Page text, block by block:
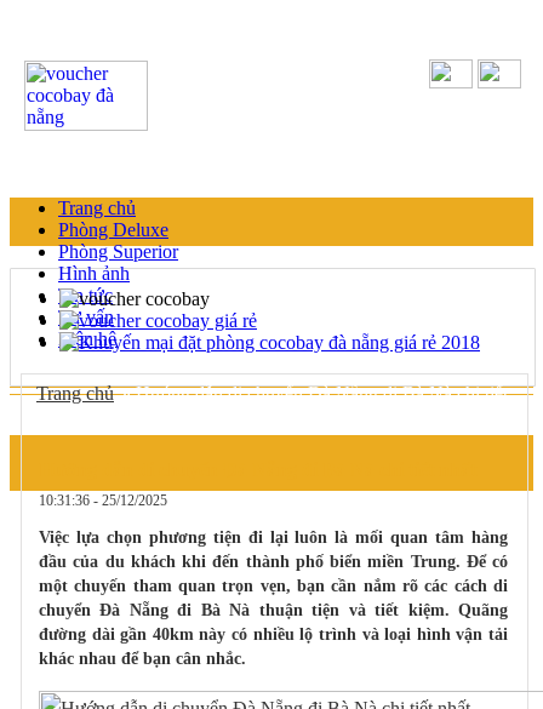
Trang chủ
Phòng Deluxe
Phòng Superior
Hình ảnh
Tin tức
Tư vấn
Liên hệ
Trang chủ»Hướng dẫn di chuyển Đà Nẵng đi Bà Nà chi tiết
10:31:36 - 25/12/2025
Việc lựa chọn phương tiện đi lại luôn là mối quan tâm hàng
đầu của du khách khi đến thành phố biển miền Trung. Để có
một chuyến tham quan trọn vẹn, bạn cần nắm rõ các cáchdi
chuyểnĐà Nẵng đi Bà Nà thuận tiện và tiết kiệm. Quãng
đường dài gần 40km này có nhiều lộ trình và loại hình vận tải
khác nhau để bạn cân nhắc.